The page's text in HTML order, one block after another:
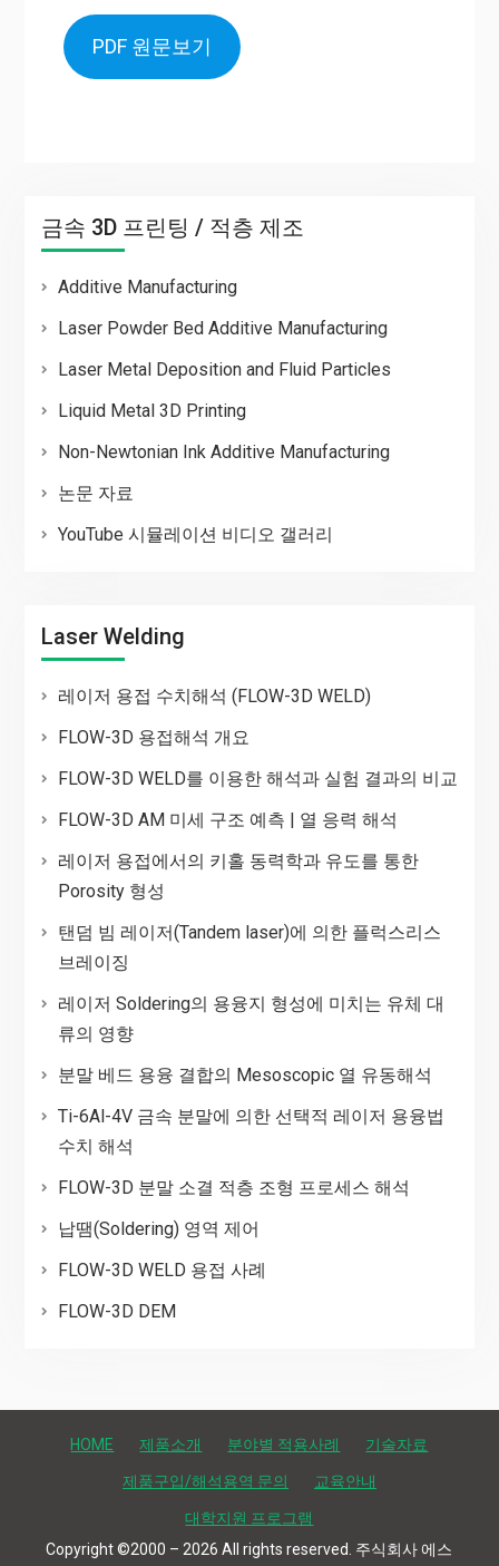
PDF 원문보기
금속 3D 프린팅 / 적층 제조
Additive Manufacturing
Laser Powder Bed Additive Manufacturing
Laser Metal Deposition and Fluid Particles
Liquid Metal 3D Printing
Non-Newtonian Ink Additive Manufacturing
논문 자료
YouTube 시뮬레이션 비디오 갤러리
Laser Welding
레이저 용접 수치해석 (FLOW-3D WELD)
FLOW-3D 용접해석 개요
FLOW-3D WELD를 이용한 해석과 실험 결과의 비교
FLOW-3D AM 미세 구조 예측 | 열 응력 해석
레이저 용접에서의 키홀 동력학과 유도를 통한
Porosity 형성
탠덤 빔 레이저(Tandem laser)에 의한 플럭스리스
브레이징
레이저 Soldering의 용융지 형성에 미치는 유체 대
류의 영향
분말 베드 용융 결합의 Mesoscopic 열 유동해석
Ti-6Al-4V 금속 분말에 의한 선택적 레이저 용융법
수치 해석
FLOW-3D 분말 소결 적층 조형 프로세스 해석
납땜(Soldering) 영역 제어
FLOW-3D WELD 용접 사례
FLOW-3D DEM
HOME 제품소개 분야별 적용사례 기술자료
제품구입/해석용역 문의 교육안내
대학지원 프로그램
Copyright ©2000 – 2026 All rights reserved. 주식회사 에스